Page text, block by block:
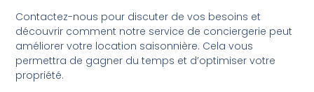
Contactez-nous pour discuter de vos besoins et
découvrir comment notre service de conciergerie peut
améliorer votre location saisonnière. Cela vous
permettra de gagner du temps et d’optimiser votre
propriété.